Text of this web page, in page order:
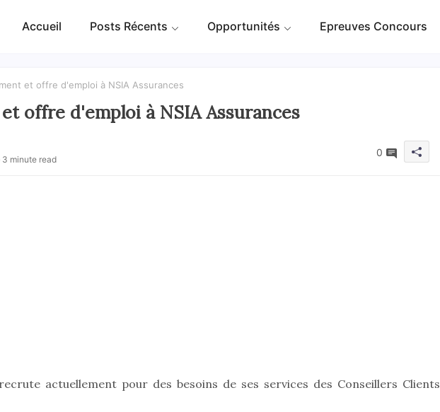
Accueil Posts Récents Opportunités Epreuves Concours
et offre d'emploi à NSIA Assurances
offre d'emploi à NSIA Assurances
3 minute read
0
recrute actuellement pour des besoins de ses services des Conseillers Clients